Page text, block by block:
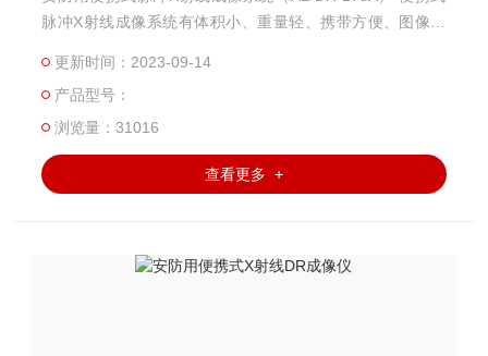
脉冲X射线成像系统有体积小、重量轻、携带方便、图像对
测、电力耐张线夹检测、排爆、缉私、缉毒、等任务，能有
效提高检测效率。
更新时间：2023-09-14
产品型号：
浏览量：31016
查看更多 +